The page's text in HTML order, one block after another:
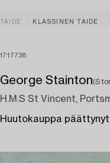
TAIDE KLASSINEN TAIDE
1717738
George Stainton
H.M.S St Vincent,
Huutokauppa päättynyt